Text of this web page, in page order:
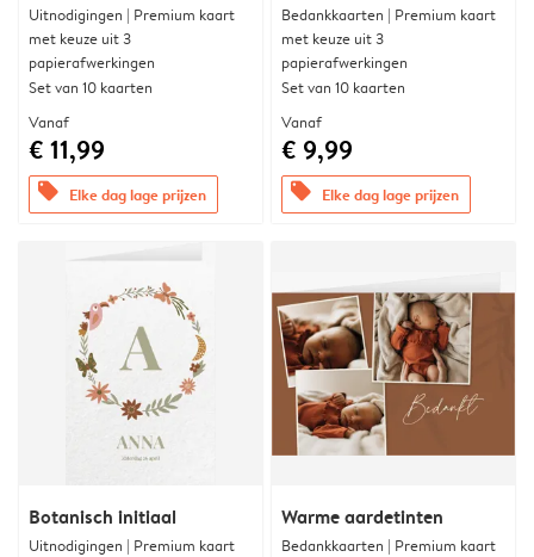
Uitnodigingen | Premium kaart
met keuze uit 3
papierafwerkingen
Set van 10 kaarten
Vanaf
€ 11,99
offers Elke dag lage prijzen
Bedankkaarten | Premium kaart
met keuze uit 3
papierafwerkingen
Set van 10 kaarten
Vanaf
€ 9,99
offers Elke dag lage prijzen
Botanisch initiaal
Uitnodigingen | Premium kaart
Warme aardetinten
Bedankkaarten | Premium kaart